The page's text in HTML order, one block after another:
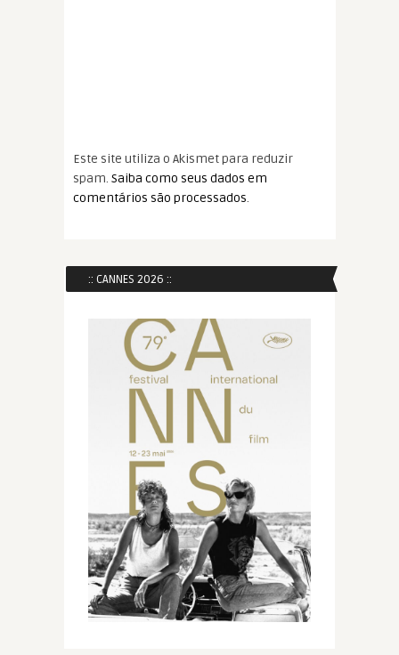
Este site utiliza o Akismet para reduzir
spam. Saiba como seus dados em
comentários são processados.
:: CANNES 2026 ::